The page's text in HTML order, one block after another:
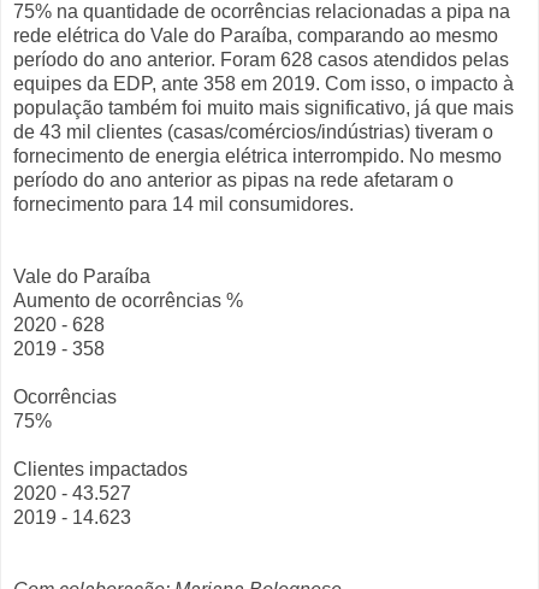
75% na quantidade de ocorrências relacionadas a pipa na
rede elétrica do Vale do Paraíba, comparando ao mesmo
período do ano anterior. Foram 628 casos atendidos pelas
equipes da EDP, ante 358 em 2019. Com isso, o impacto à
população também foi muito mais significativo, já que mais
de 43 mil clientes (casas/comércios/indústrias) tiveram o
fornecimento de energia elétrica interrompido. No mesmo
período do ano anterior as pipas na rede afetaram o
fornecimento para 14 mil consumidores.
Vale do Paraíba
Aumento de ocorrências %
2020 - 628
2019 - 358
Ocorrências
75%
Clientes impactados
2020 - 43.527
2019 - 14.623